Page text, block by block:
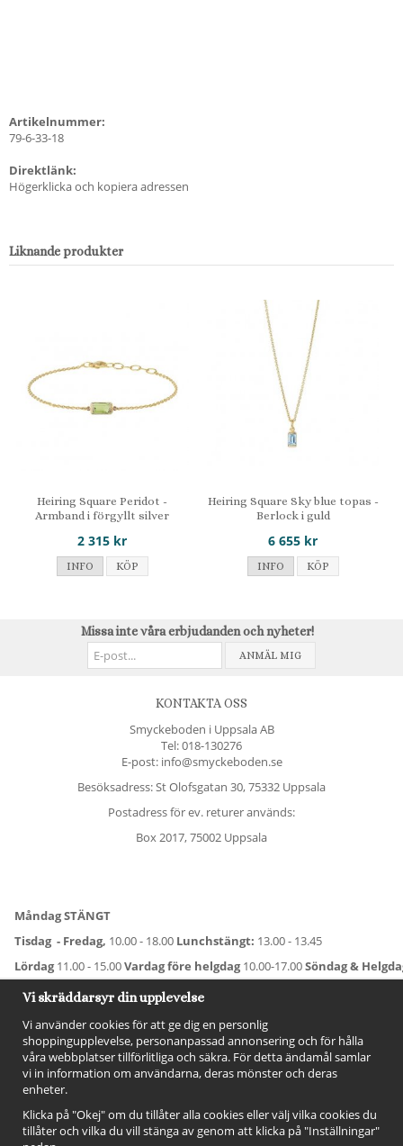
Artikelnummer:
79-6-33-18
Direktlänk:
Högerklicka och kopiera adressen
Liknande produkter
Heiring Square Peridot -
Armband i förgyllt silver
2 315 kr
INFO KÖP
Heiring Square Sky blue topas -
Berlock i guld
6 655 kr
INFO KÖP
Missa inte våra erbjudanden och nyheter!
ANMÄL MIG
KONTAKTA OSS
Smyckeboden i Uppsala AB
Tel:018-130276
E-post: info@smyckeboden.se
Besöksadress: St Olofsgatan 30, 75332 Uppsala
Postadress för ev. returer används:
Box 2017, 75002 Uppsala
Måndag STÄNGT
Tisdag - Fredag, 10.00 - 18.00 Lunchstängt: 13.00 - 13.45
Lördag11.00 - 15.00Vardag före helgdag10.00-17.00Söndag &
För avvikande öppettider:Titta här
Vi skräddarsyr din upplevelse
Vi använder cookies för att ge dig en personlig
shoppingupplevelse, personanpassad annonsering och för hålla
våra webbplatser tillförlitliga och säkra. För detta ändamål samlar
vi in information om användarna, deras mönster och deras
enheter.
Klicka på "Okej" om du tillåter alla cookies eller välj vilka cookies du
tillåter och vilka du vill stänga av genom att klicka på "Inställningar"